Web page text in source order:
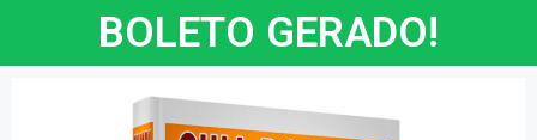
BOLETO GERADO!